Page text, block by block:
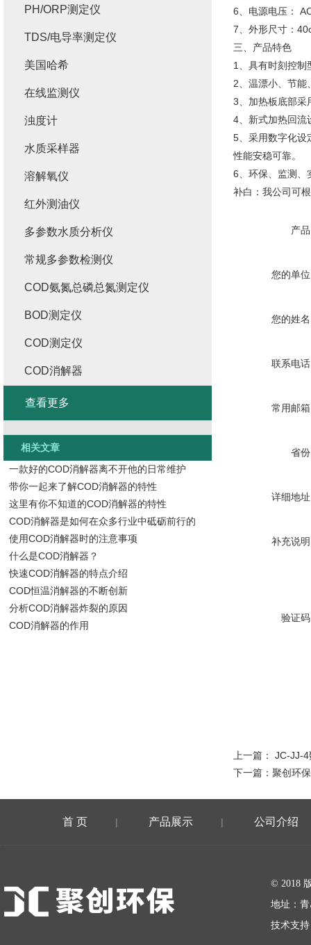
6、电源电压：
7、外形尺寸：
三、产品特色
1、具有时刻控制
2、温漂小、节能
3、加热板底部采
4、新式加热回流
5、采用数字化设
性能安稳可靠。
6、环保、监测、
补白：我公司可
产
您的单
您的姓
联系电
常用邮
省
详细地
补充说
验证
上一篇： JC-JJ-4
下一篇： 聚创环
PH/ORP测定仪
TDS/电导率测定仪
美国哈希
在线监测仪
浊度计
水质采样器
溶解氧仪
红外测油仪
多参数水质分析仪
常规多参数检测仪
COD氨氮总磷总氮测定仪
BOD测定仪
COD测定仪
COD消解器
查看更多
相关文章
一款好的COD消解器离不开他的日常维护
带你一起来了解COD消解器的特性
这里有你不知道的COD消解器的特性
COD消解器是如何在众多行业中砥砺前行的
使用COD消解器时的注意事项
什么是COD消解器？
快速COD消解器的特点介绍
COD恒温消解器的不断创新
分析COD消解器炸裂的原因
COD消解器的作用
首 页 | 产品展示 | 公司介绍
© 2018
地址：
技术支